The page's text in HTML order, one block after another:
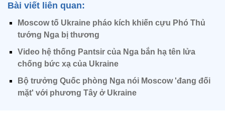
Bài viết liên quan:
Moscow tố Ukraine pháo kích khiến cựu Phó Thủ
tướng Nga bị thương
Video hệ thống Pantsir của Nga bắn hạ tên lửa
chống bức xạ của Ukraine
Bộ trưởng Quốc phòng Nga nói Moscow 'đang đối
mặt' với phương Tây ở Ukraine